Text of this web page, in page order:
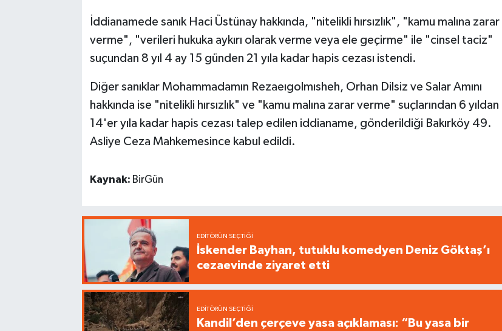
İddianamede sanık Haci Üstünay hakkında, "nitelikli hırsızlık", "kamu malına zarar
verme", "verileri hukuka aykırı olarak verme veya ele geçirme" ile "cinsel taciz"
suçundan 8 yıl 4 ay 15 günden 21 yıla kadar hapis cezası istendi.
Diğer sanıklar Mohammadamın Rezaeıgolmısheh, Orhan Dilsiz ve Salar Amını
hakkında ise "nitelikli hırsızlık" ve "kamu malına zarar verme" suçlarından 6 yıldan
14'er yıla kadar hapis cezası talep edilen iddianame, gönderildiği Bakırköy 49.
Asliye Ceza Mahkemesince kabul edildi.
Kaynak: BirGün
EDITÖRÜN SEÇTIĞI
İskender Bayhan, tutuklu komedyen Deniz Göktaş’ı
cezaevinde ziyaret etti
EDITÖRÜN SEÇTIĞI
Kandil’den çerçeve yasa açıklaması: “Bu yasa bir